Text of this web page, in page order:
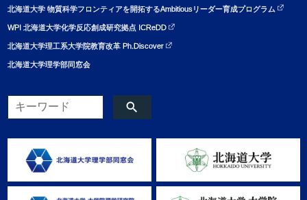
北海道大学 物質科学フロンティアを開拓するAmbitiousリーダー育成プログラム
WPI 北海道大学化学反応創成研究拠点 ICReDD
北海道大学理工系大学院教育改革 Ph.Discover
北海道大学理学部同窓会